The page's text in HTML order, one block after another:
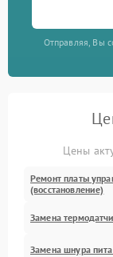
Отправляя, Вы
Цены
Ремонт платы
(восстановление)
Замена
Замена шнура